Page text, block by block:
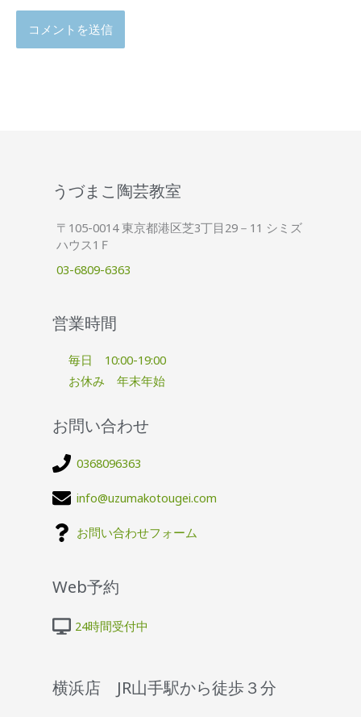
うづまこ陶芸教室
〒105-0014 東京都港区芝3丁目29－11 シミズ
ハウス1Ｆ
03-6809-6363
営業時間
毎日 10:00-19:00
お休み 年末年始
お問い合わせ
0368096363
info@uzumakotougei.com
お問い合わせフォーム
Web予約
24時間受付中
横浜店 JR山手駅から徒歩３分